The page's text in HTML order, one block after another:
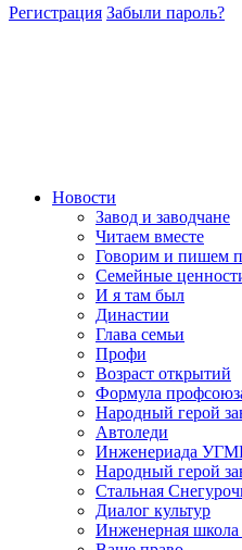
Регистрация Забыли пароль?
Новости
Завод и заводчане
Читаем вместе
Говорим и пишем
Семейные
И я там был
Династии
Глава семьи
Профи
Возраст открытий
Формула
Народный герой
Автоледи
Инженериада
Народный герой
Стальная
Диалог культур
Инженерная